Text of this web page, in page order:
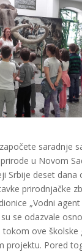
saradnje
u Novom
Srbije deset dana
prirodnjačke
„Vodni
se odazvale
tokom ove školske
projektu. Pored